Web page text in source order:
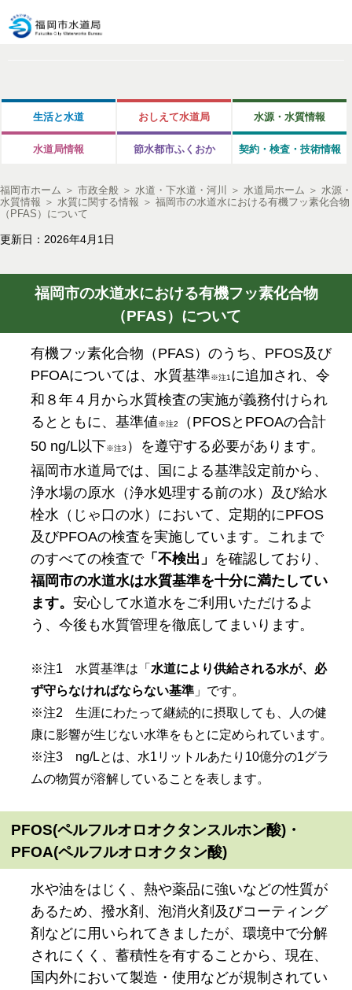
生活と水道 おしえて水道局 水源・水質情報
水道局情報 節水都市ふくおか 契約・検査・技術情報
福岡市ホーム ＞ 市政全般 ＞ 水道・下水道・河川 ＞ 水道局ホーム ＞ 水源・
水質情報 ＞ 水質に関する情報 ＞ 福岡市の水道水における有機フッ素化合物
（PFAS）について
更新日：2026年4月1日
福岡市の水道水における有機フッ素化合物
（PFAS）について
有機フッ素化合物（PFAS）のうち、PFOS及び
PFOAについては、水質基準※注1に追加され、令
和８年４月から水質検査の実施が義務付けられ
るとともに、基準値※注2
（PFOSとPFOAの合計
50 ng/L以下※注3 ）を遵守する必要があります。
福岡市水道局では、国による基準設定前から、
浄水場の原水（浄水処理する前の水）及び給水
栓水（じゃ口の水）において、定期的にPFOS
及びPFOAの検査を実施しています。これまで
のすべての検査で「不検出」 を確認しており、
福岡市の水道水は水質基準を十分に満たしてい
ます。 安心して水道水をご利用いただけるよ
う、今後も水質管理を徹底してまいります。
※注1 水質基準は「 水道により供給される水が、必
ず守らなければならない基準」です。
※注2 生涯にわたって継続的に摂取しても、人の健
康に影響が生じない水準をもとに定められています。
※注3 ng/Lとは、水1リットルあたり10億分の1グラ
ムの物質が溶解していることを表します。
PFOS(ペルフルオロオクタンスルホン酸)・
PFOA(ペルフルオロオクタン酸)
水や油をはじく、熱や薬品に強いなどの性質が
あるため、撥水剤、泡消火剤及びコーティング
剤などに用いられてきましたが、環境中で分解
されにくく、蓄積性を有することから、現在、
国内外において製造・使用などが規制されてい